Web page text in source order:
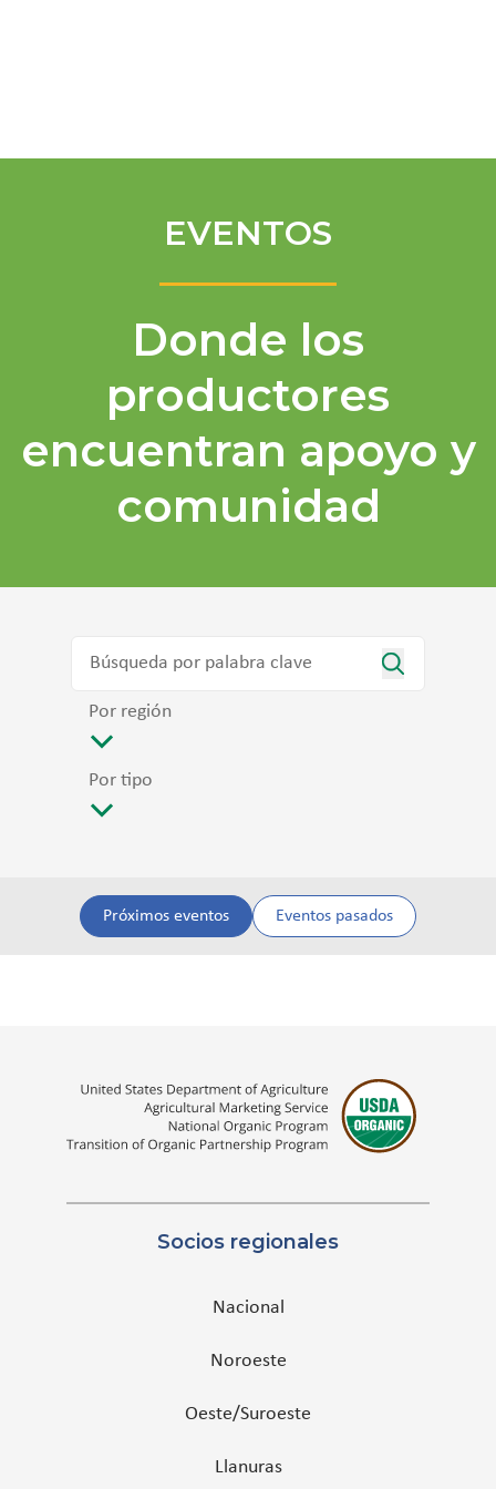
EVENTOS
Donde los
productores
encuentran apoyo y
comunidad
Por región
Por tipo
Próximos eventos Eventos pasados
Socios regionales
Nacional
Noroeste
Oeste/Suroeste
Llanuras